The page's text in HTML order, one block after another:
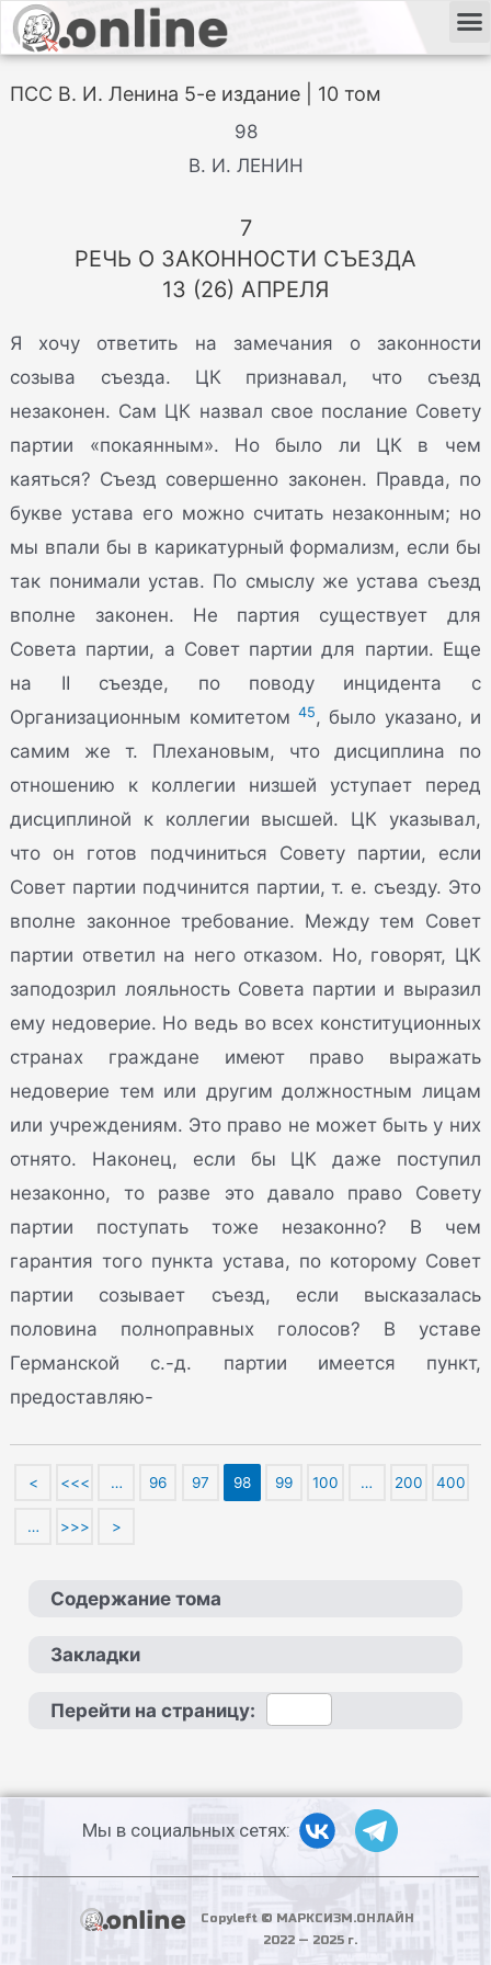
ПСС В. И. Ленина 5-е издание | 10 том
98
В. И. ЛЕНИН
7
РЕЧЬ О ЗАКОННОСТИ СЪЕЗДА
13 (26) АПРЕЛЯ
Я хочу ответить на замечания о законности
созыва съезда. ЦК признавал, что съезд
незаконен. Сам ЦК назвал свое послание Совету
партии «покаянным». Но было ли ЦК в чем
каяться? Съезд совершенно законен. Правда, по
букве устава его можно считать незаконным; но
мы впали бы в карикатурный формализм, если бы
так понимали устав. По смыслу же устава съезд
вполне законен. Не партия существует для
Совета партии, а Совет партии для партии. Еще
на II съезде, по поводу инцидента с
Организационным комитетом 45, было указано, и
самим же т. Плехановым, что дисциплина по
отношению к коллегии низшей уступает перед
дисциплиной к коллегии высшей. ЦК указывал,
что он готов подчиниться Совету партии, если
Совет партии подчинится партии, т. е. съезду. Это
вполне законное требование. Между тем Совет
партии ответил на него отказом. Но, говорят, ЦК
заподозрил лояльность Совета партии и выразил
ему недоверие. Но ведь во всех конституционных
странах граждане имеют право выражать
недоверие тем или другим должностным лицам
или учреждениям. Это право не может быть у них
отнято. Наконец, если бы ЦК даже поступил
незаконно, то разве это давало право Совету
партии поступать тоже незаконно? В чем
гарантия того пункта устава, по которому Совет
партии созывает съезд, если высказалась
половина полноправных голосов? В уставе
Германской с.-д. партии имеется пункт,
предоставляю-
< <<< … 96 97 98 99 100 … 200 400
… >>> >
Содержание тома
Закладки
Перейти на страницу:
Мы в социальных сетях:
Copyleft © МАРКСИЗМ.ОНЛАЙН
2022 — 2025 г.